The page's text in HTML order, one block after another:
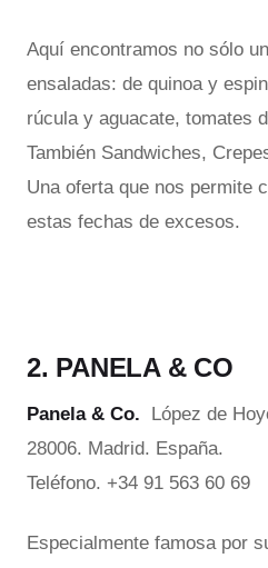
Aquí encontramos no sólo
ensaladas: de quinoa y
rúcula y aguacate, tomates
También Sandwiches,
Una oferta que nos permite
estas fechas de excesos.
2. PANELA & CO
Panela & Co.
López de
28006. Madrid. España.
Teléfono. +34 91 563 60 69
Especialmente famosa por